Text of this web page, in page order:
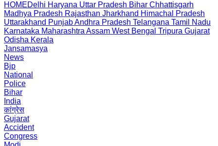
HOMEDelhi Haryana Uttar Pradesh Bihar Chhattisgarh
Madhya Pradesh Rajasthan Jharkhand Himachal Pradesh
Uttarakhand PunjabAndhra Pradesh Telangana Tamil Nadu
Karnataka Maharashtra Assam West Bengal Tripura Gujarat
Odisha Kerala
Jansamasya
News
Bjp
National
Police
Bihar
India
कांग्रेस
Gujarat
Accident
Congress